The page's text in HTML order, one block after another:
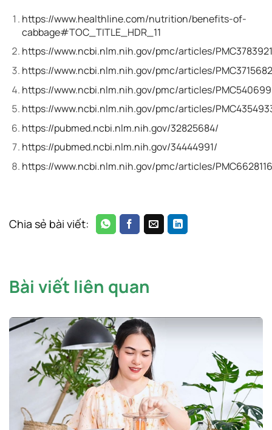
https://www.healthline.com/nutrition/benefits-of-
cabbage#TOC_TITLE_HDR_11
https://www.ncbi.nlm.nih.gov/pmc/articles/
https://www.ncbi.nlm.nih.gov/pmc/articles/
https://www.ncbi.nlm.nih.gov/pmc/articles/
https://www.ncbi.nlm.nih.gov/pmc/articles/
https://pubmed.ncbi.nlm.nih.gov/32825684/
https://pubmed.ncbi.nlm.nih.gov/34444991/
https://www.ncbi.nlm.nih.gov/pmc/articles/
Chia sẻ bài viết:
Bài viết liên quan